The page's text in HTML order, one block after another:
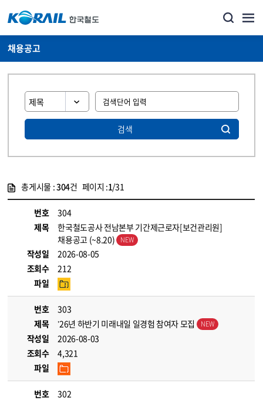
채용공고
검색
총게시물 :304건 페이지 :1/31
번호
304
제목
한국철도공사 전남본부 기간제근로자[보건관리원]
채용공고 (~8.20)
작성일
2026-08-05
조회수
212
파일
번호
303
제목
’26년 하반기 미래내일 일경험 참여자 모집
작성일
2026-08-03
조회수
4,321
파일
번호
302